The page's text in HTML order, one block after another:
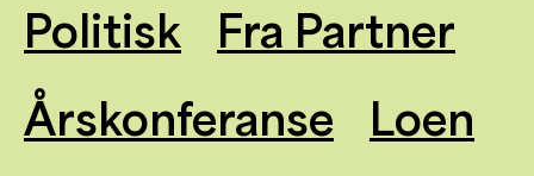
Politisk
Fra Partner
Årskonferanse
Loen